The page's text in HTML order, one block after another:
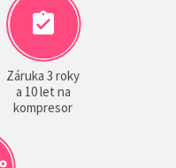
Záruka 3 roky
a 10 let na
kompresor